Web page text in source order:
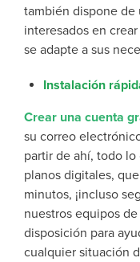
también dispone de
interesados en
se adapte a sus
Instalación
Crear una cuenta
su correo
partir de ahí, todo
planos digitales,
minutos, ¡incluso
nuestros equipos
disposición para
cualquier situación